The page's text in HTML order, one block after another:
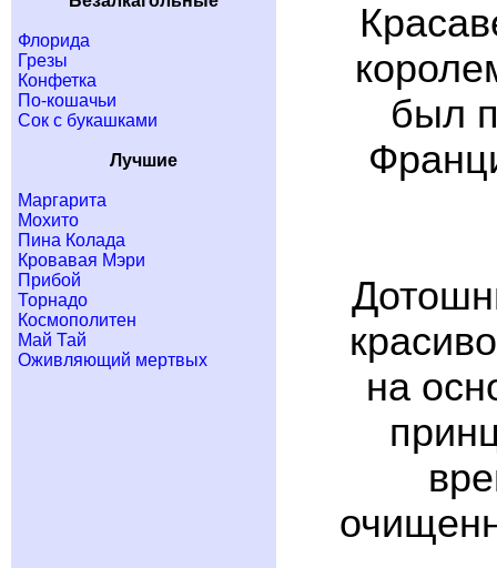
Флорида
Грезы
Конфетка
По-кошачьи
Сок с букашками
Лучшие
Маргарита
Мохито
Пина Колада
Кровавая Мэри
Прибой
Торнадо
Космополитен
Май Тай
Оживляющий мертвых
был
на